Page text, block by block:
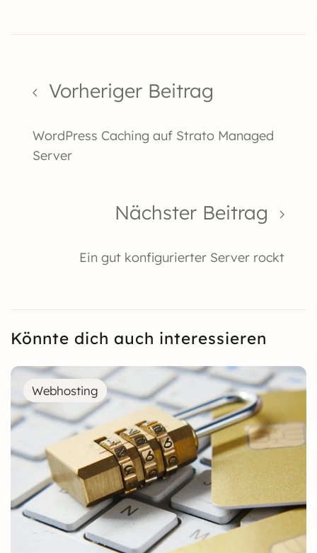
Vorheriger Beitrag
WordPress Caching auf Strato Managed
Server
Nächster Beitrag
Ein gut konfigurierter Server rockt
Könnte dich auch interessieren
Webhosting